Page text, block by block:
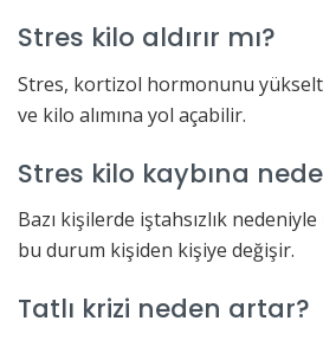
Stres kilo aldırır mı?
Stres, kortizol hormonunu
ve kilo alımına yol açabilir.
Stres kilo kaybına
Bazı kişilerde iştahsızlık
bu durum kişiden kişiye değişir.
Tatlı krizi neden artar?